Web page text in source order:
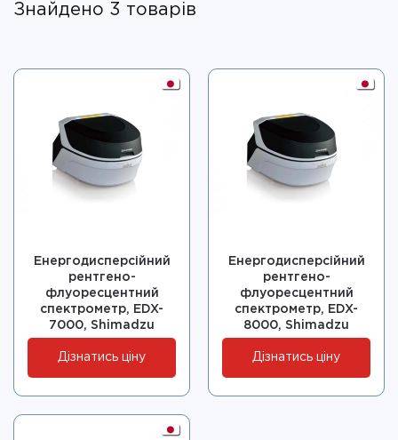
Знайдено 3 товарів
Енергодисперсійний
рентгено-
флуоресцентний
спектрометр, EDX-
7000, Shimadzu
Дізнатись ціну
Енергодисперсійний
рентгено-
флуоресцентний
спектрометр, EDX-
8000, Shimadzu
Дізнатись ціну